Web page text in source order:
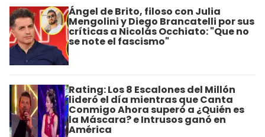
Ángel de Brito, filoso con Julia
Mengolini y Diego Brancatelli por sus
críticas a Nicolás Occhiato: "Que no
se note el fascismo"
Rating: Los 8 Escalones del Millón
lideró el día mientras que Canta
Conmigo Ahora superó a ¿Quién es
la Máscara? e Intrusos ganó en
América